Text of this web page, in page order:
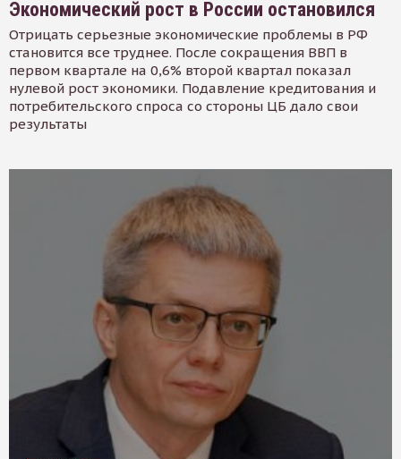
Экономический рост в России остановился
Отрицать серьезные экономические проблемы в РФ
становится все труднее. После сокращения ВВП в
первом квартале на 0,6% второй квартал показал
нулевой рост экономики. Подавление кредитования и
потребительского спроса со стороны ЦБ дало свои
результаты